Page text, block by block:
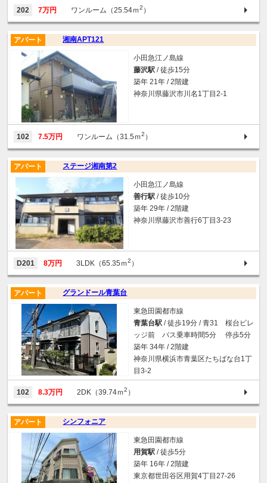
202 7万円 ワンルーム（25.54ｍ2 ）
湘南APT121
アパート
小田急江ノ島線
藤沢駅 / 徒歩15分
築年 21年 / 2階建
神奈川県藤沢市川名1丁目2-1
102 7.5万円 ワンルーム（31.5ｍ2 ）
ステージ湘南第2
アパート
小田急江ノ島線
善行駅 / 徒歩10分
築年 29年 / 2階建
神奈川県藤沢市善行6丁目3-23
D201 8万円 3LDK（65.35ｍ2 ）
グランドール青葉台
アパート
東急田園都市線
青葉台駅 / 徒歩19分 / 青31 桜台ビレ
ッジ前 バス乗車時間5分 停歩5分
築年 34年 / 2階建
神奈川県横浜市青葉区たちばな台1丁
目3-2
102 8.3万円 2DK（39.74ｍ2 ）
シンフォニア
アパート
東急田園都市線
用賀駅 / 徒歩5分
築年 16年 / 2階建
東京都世田谷区用賀4丁目27-26